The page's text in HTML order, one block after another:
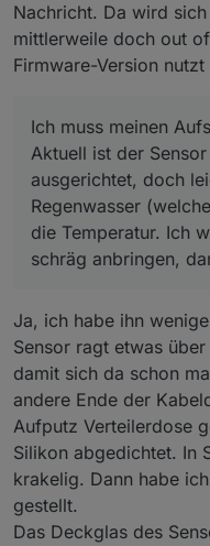
Nachricht. Da wird sich
mittlerweile doch out
Firmware-Version nutzt
Ich muss meinen
Aktuell ist der
ausgerichtet, doch
Regenwasser
die Temperatur. Ich
schräg anbringen,
Ja, ich habe ihn
Sensor ragt etwas
damit sich da schon
andere Ende der
Aufputz Verteilerdose
Silikon abgedichtet. In
krakelig. Dann habe
gestellt.
Das Deckglas des